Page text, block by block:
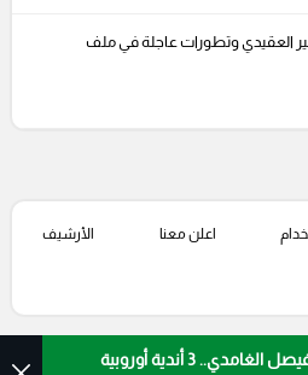
العقيدي وتطورات عاجلة في ملف
مفاجأة في مستقبل فيصل الغامدي.. 3 أندية أوروبية
اعلن معنا الأرشيف